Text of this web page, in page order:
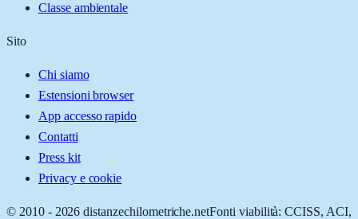
Classe ambientale
Sito
Chi siamo
Estensioni browser
App accesso rapido
Contatti
Press kit
Privacy e cookie
© 2010 - 2026 distanzechilometriche.netFonti viabilità: CCISS, ACI,